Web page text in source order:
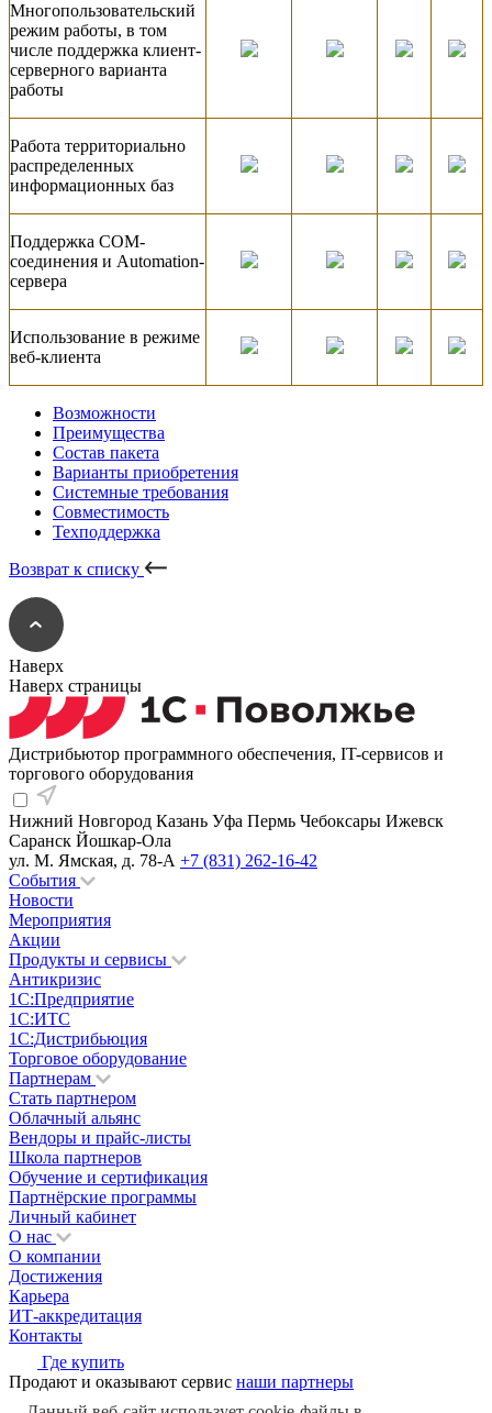
Многопользовательский
режим работы, в том
числе поддержка клиент-
серверного варианта
работы
Работа территориально
распределенных
информационных баз
Поддержка COM-
соединения и Automation-
сервера
Использование в режиме
веб-клиента
Возможности
Преимущества
Состав пакета
Варианты приобретения
Системные требования
Совместимость
Техподдержка
Возврат к списку
Наверх
Наверх страницы
Дистрибьютор программного обеспечения, IT-сервисов и
торгового оборудования
Нижний Новгород Казань Уфа Пермь Чебоксары Ижевск
Саранск Йошкар-Ола
ул. М. Ямская, д. 78-А +7 (831) 262-16-42
События
Новости
Мероприятия
Акции
Продукты и сервисы
Антикризис
1С:Предприятие
1С:ИТС
1С:Дистрибьюция
Торговое оборудование
Партнерам
Стать партнером
Облачный альянс
Вендоры и прайс-листы
Школа партнеров
Обучение и сертификация
Партнёрские программы
Личный кабинет
О нас
О компании
Достижения
Карьера
ИТ-аккредитация
Контакты
Где купить
Продают и оказывают сервис наши партнеры